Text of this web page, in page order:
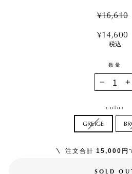
Regular
¥16,610
Sale
price
¥14,600
税込
数量
− +
color
GREIGE
注文合計 15,000円
SOLD